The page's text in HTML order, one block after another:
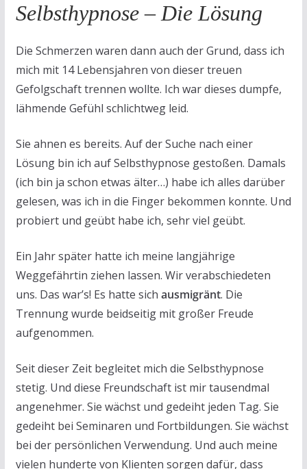
Selbsthypnose – Die Lösung
Die Schmerzen waren dann auch der Grund, dass ich
mich mit 14 Lebensjahren von dieser treuen
Gefolgschaft trennen wollte. Ich war dieses dumpfe,
lähmende Gefühl schlichtweg leid.
Sie ahnen es bereits. Auf der Suche nach einer
Lösung bin ich auf Selbsthypnose gestoßen. Damals
(ich bin ja schon etwas älter…) habe ich alles darüber
gelesen, was ich in die Finger bekommen konnte. Und
probiert und geübt habe ich, sehr viel geübt.
Ein Jahr später hatte ich meine langjährige
Weggefährtin ziehen lassen. Wir verabschiedeten
uns. Das war’s! Es hatte sich ausmigränt. Die
Trennung wurde beidseitig mit großer Freude
aufgenommen.
Seit dieser Zeit begleitet mich die Selbsthypnose
stetig. Und diese Freundschaft ist mir tausendmal
angenehmer. Sie wächst und gedeiht jeden Tag. Sie
gedeiht bei Seminaren und Fortbildungen. Sie wächst
bei der persönlichen Verwendung. Und auch meine
vielen hunderte von Klienten sorgen dafür, dass